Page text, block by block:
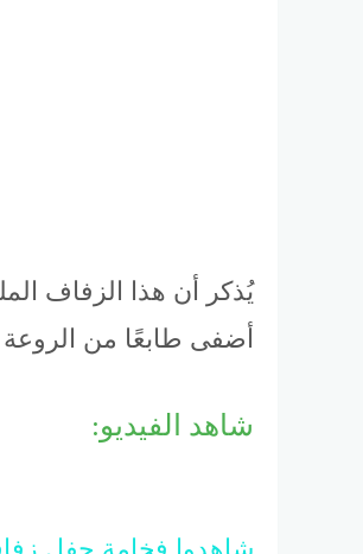
يُذكر أن هذا الزفاف
أضفى طابعًا من
شاهد الفيديو: